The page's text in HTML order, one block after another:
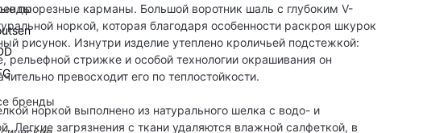
бренды
прорезные карманы. Большой воротник шаль с глубоким V-
норкой, которая благодаря особенности раскроя шкурок
рисунок. Изнутри изделие утеплено кроличьей подстежкой:
рельефной стрижке и особой технологии окрашивания он
превосходит его по теплостойкости.
норкой выполнено из натурального шелка с водо- и
Легкие загрязнения с ткани удаляются влажной салфеткой, в